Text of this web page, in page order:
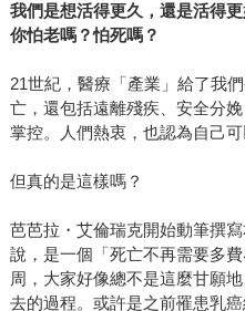
我們是想活得更久，還是活得更
你怕老嗎？怕死嗎？
21世紀，醫療「產業」給了我
亡，還包括遠離殘疾、安全分
掌控。人們熱衷，也認為自己可
但真的是這樣嗎？
芭芭拉・艾倫瑞克開始動筆撰
說，是一個「死亡不再需要多
周，大家好像總不是這麼甘願
去的過程。或許是之前罹患乳